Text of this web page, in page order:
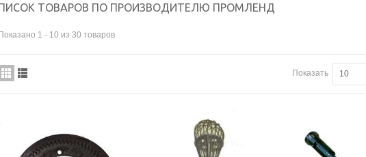
ТОВАРОВ ПО ПРОИЗВОДИТЕЛЮ ПРОМЛЕНД
Показано 1 - 10 из 30 товаров
Показать 10